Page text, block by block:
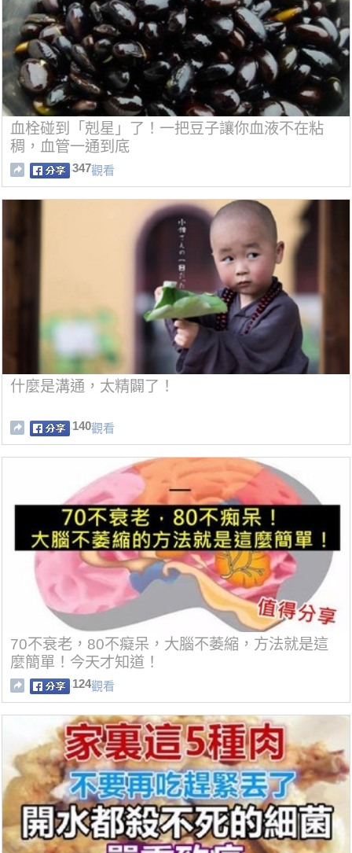
血栓碰到「剋星」了！一把豆子讓你血液不在粘
稠，血管一通到底
347觀看
什麼是溝通，太精闢了！
140觀看
70不衰老，80不癡呆，大腦不萎縮，方法就是這
麼簡單！今天才知道！
124觀看